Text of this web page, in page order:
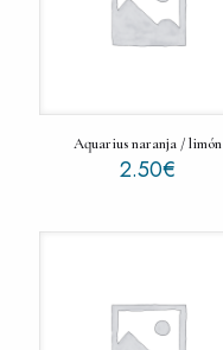
Aquarius naranja / limón
2.50€